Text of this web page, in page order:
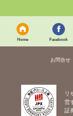
Home Facebook
お問合せ
リ
営
証